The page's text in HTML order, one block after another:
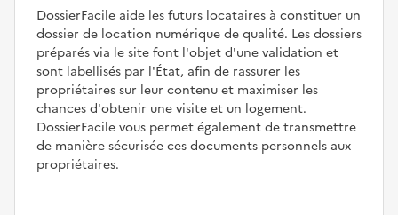
DossierFacile aide les futurs locataires à constituer un
dossier de location numérique de qualité. Les dossiers
préparés via le site font l'objet d'une validation et
sont labellisés par l'État, afin de rassurer les
propriétaires sur leur contenu et maximiser les
chances d'obtenir une visite et un logement.
DossierFacile vous permet également de transmettre
de manière sécurisée ces documents personnels aux
propriétaires.